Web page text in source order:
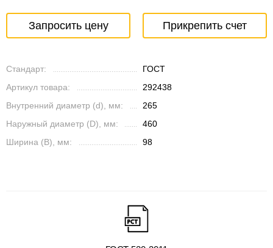
Запросить цену Прикрепить счет
Стандарт:
ГОСТ
Артикул товара:
292438
Внутренний диаметр (d), мм:
265
Наружный диаметр (D), мм:
460
Ширина (B), мм:
98